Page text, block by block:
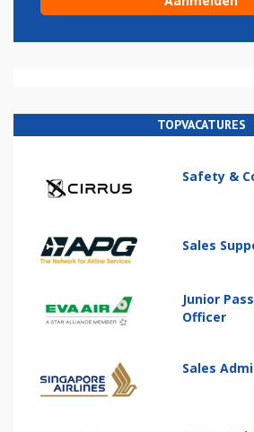
TOPVACATURES
Safety &
Sales
Junior
Officer
Sales